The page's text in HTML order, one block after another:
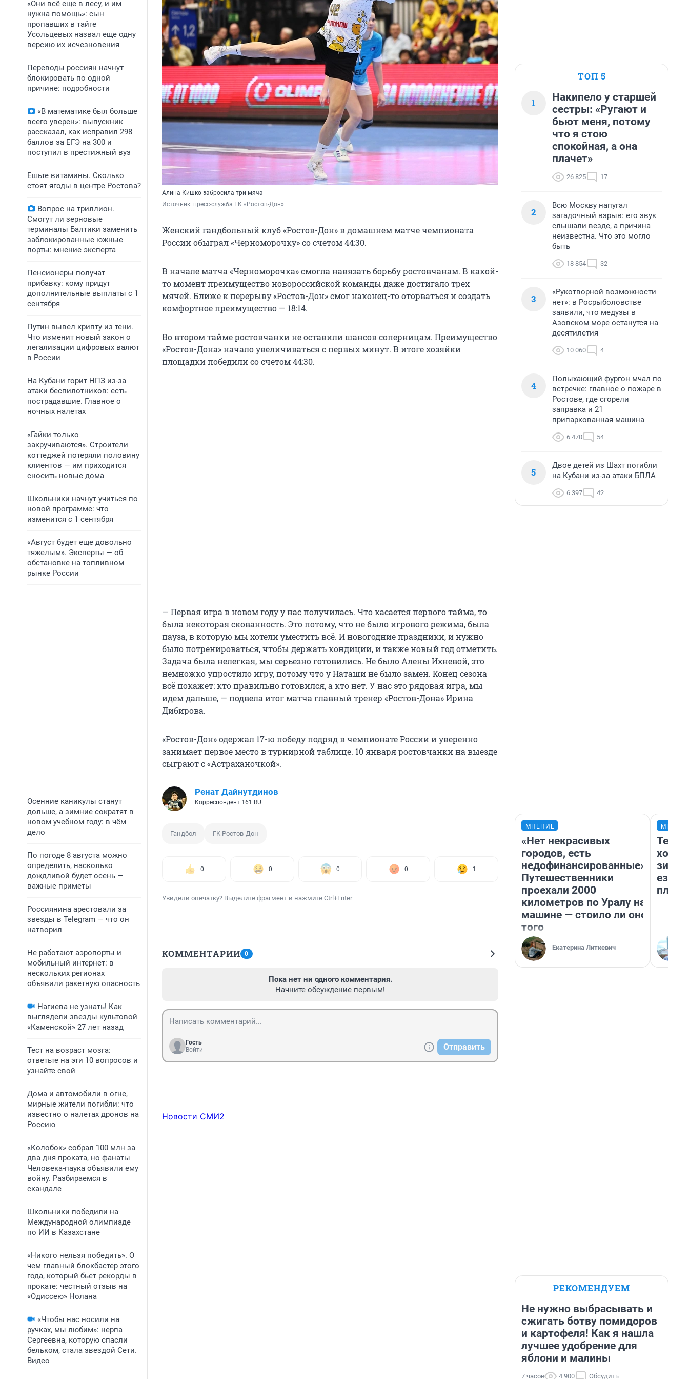
«Они всё еще в лесу, и им
нужна помощь»: сын
пропавших в тайге
Усольцевых назвал еще одну
версию их исчезновения
Переводы россиян начнут
блокировать по одной
причине: подробности
«В математике был больше
всего уверен»: выпускник
рассказал, как исправил 298
баллов за ЕГЭ на 300 и
поступил в престижный вуз
Ешьте витамины. Сколько
стоят ягоды в центре Ростова?
Вопрос на триллион.
Смогут ли зерновые
терминалы Балтики заменить
заблокированные южные
порты: мнение эксперта
Пенсионеры получат
прибавку: кому придут
дополнительные выплаты с 1
сентября
Путин вывел крипту из тени.
Что изменит новый закон о
легализации цифровых валют
в России
На Кубани горит НПЗ из-за
атаки беспилотников: есть
пострадавшие. Главное о
ночных налетах
«Гайки только
закручиваются». Строители
коттеджей потеряли половину
клиентов — им приходится
сносить новые дома
Школьники начнут учиться по
новой программе: что
изменится с 1 сентября
«Август будет еще довольно
тяжелым». Эксперты — об
обстановке на топливном
рынке России
Осенние каникулы станут
дольше, а зимние сократят в
новом учебном году: в чём
дело
По погоде 8 августа можно
определить, насколько
дождливой будет осень —
важные приметы
Россиянина арестовали за
звезды в Telegram — что он
натворил
Не работают аэропорты и
мобильный интернет: в
нескольких регионах
объявили ракетную опасность
Нагиева не узнать! Как
выглядели звезды культовой
«Каменской» 27 лет назад
Тест на возраст мозга:
ответьте на эти 10 вопросов и
узнайте свой
Дома и автомобили в огне,
мирные жители погибли: что
известно о налетах дронов на
Россию
«Колобок» собрал 100 млн за
два дня проката, но фанаты
Человека-паука объявили ему
войну. Разбираемся в
скандале
Школьники победили на
Международной олимпиаде
по ИИ в Казахстане
«Никого нельзя победить». О
чем главный блокбастер этого
года, который бьет рекорды в
прокате: честный отзыв на
«Одиссею» Нолана
«Чтобы нас носили на
ручках, мы любим»: нерпа
Сергеевна, которую спасли
бельком, стала звездой Сети.
Видео
Алина Кишко забросила три мяча
Источник: пресс-служба ГК «Ростов-Дон»
Женский гандбольный клуб «Ростов-Дон» в домашнем матче чемпионата
России обыграл «Черноморочку» со счетом 44:30.
В начале матча «Черноморочка» смогла навязать борьбу ростовчанам. В какой-
то момент преимущество новороссийской команды даже достигало трех
мячей. Ближе к перерыву «Ростов-Дон» смог наконец-то оторваться и создать
комфортное преимущество — 18:14.
Во втором тайме ростовчанки не оставили шансов соперницам. Преимущество
«Ростов-Дона» начало увеличиваться с первых минут. В итоге хозяйки
площадки победили со счетом 44:30.
— Первая игра в новом году у нас получилась. Что касается первого тайма, то
была некоторая скованность. Это потому, что не было игрового режима, была
пауза, в которую мы хотели уместить всё. И новогодние праздники, и нужно
было потренироваться, чтобы держать кондиции, и также новый год отметить.
Задача была нелегкая, мы серьезно готовились. Не было Алены Ихневой, это
немножко упростило игру, потому что у Наташи не было замен. Конец сезона
всё покажет: кто правильно готовился, а кто нет. У нас это рядовая игра, мы
идем дальше, — подвела итог матча главный тренер «Ростов-Дона» Ирина
Дибирова.
«Ростов-Дон» одержал 17-ю победу подряд в чемпионате России и уверенно
занимает первое место в турнирной таблице. 10 января ростовчанки на выезде
сыграют с «Астраханочкой».
Ренат Дайнутдинов
Корреспондент 161.RU
Гандбол ГК Ростов-Дон
0 0 0 0 1
Увидели опечатку? Выделите фрагмент и нажмите Ctrl+Enter
КОММЕНТАРИИ 0
Пока нет ни одного комментария.
Начните обсуждение первым!
Гость
Войти
Отправить
Новости СМИ2
ТОП 5
1
Накипело у старшей
сестры: «Ругают и
бьют меня, потому
что я стою
спокойная, а она
плачет»
26 825 17
2
Всю Москву напугал
загадочный взрыв: его звук
слышали везде, а причина
неизвестна. Что это могло
быть
18 854 32
3
«Рукотворной возможности
нет»: в Росрыболовстве
заявили, что медузы в
Азовском море останутся на
десятилетия
10 060 4
4
Полыхающий фургон мчал по
встречке: главное о пожаре в
Ростове, где сгорели
заправка и 21
припаркованная машина
6 470 54
5
Двое детей из Шахт погибли
на Кубани из-за атаки БПЛА
6 397 42
МНЕНИЕ
«Нет некрасивых
городов, есть
недофинансированные».
Путешественники
проехали 2000
километров по Уралу на
машине — стоило ли оно
того
Екатерина Литкевич
ездит
РЕКОМЕНДУЕМ
Не нужно выбрасывать и
сжигать ботву помидоров
и картофеля! Как я нашла
лучшее удобрение для
яблони и малины
7 часов 4 900 Обсудить